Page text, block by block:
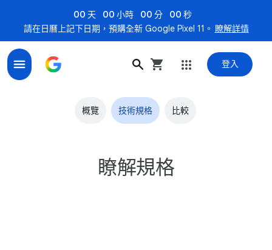
00 天 00 小時 00 分
00 秒
請在日曆上記下日期，預購全新 Google Pixel 11。 瞭解詳情
登入
Pixel Watch 3 技術規格：45 公釐和 41 公釐尺寸
概覽 技術規格 比較
瞭解規格